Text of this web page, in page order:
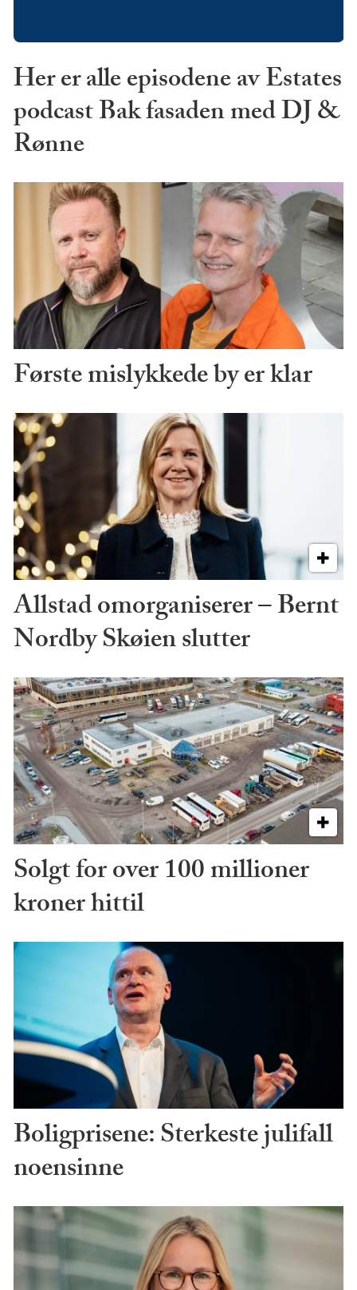
Her er alle episodene av Estates
podcast Bak fasaden med DJ &
Rønne
Første mislykkede by er klar
Allstad omorganiserer – Bernt
Nordby Skøien slutter
Solgt for over 100 millioner
kroner hittil
Boligprisene: Sterkeste julifall
noensinne